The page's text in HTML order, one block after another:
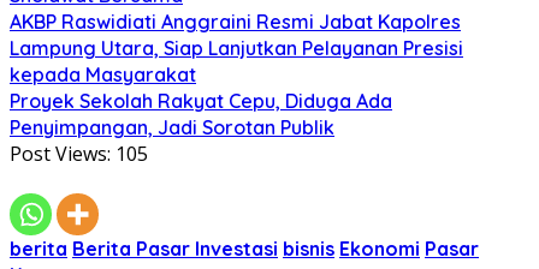
AKBP Raswidiati Anggraini Resmi Jabat Kapolres
Lampung Utara, Siap Lanjutkan Pelayanan Presisi
kepada Masyarakat
Proyek Sekolah Rakyat Cepu, Diduga Ada
Penyimpangan, Jadi Sorotan Publik
Post Views: 105
berita Berita Pasar Investasi bisnis Ekonomi Pasar